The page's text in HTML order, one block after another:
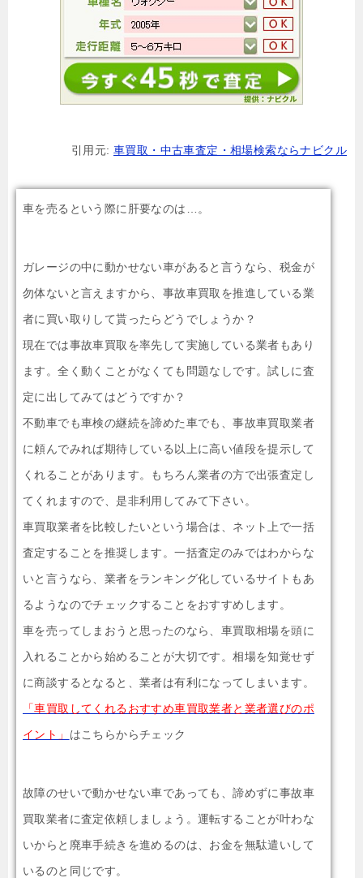
引用元: 車買取・中古車査定・相場検索ならナビクル
車を売るという際に肝要なのは…。
ガレージの中に動かせない車があると言うなら、税金が
勿体ないと言えますから、事故車買取を推進している業
者に買い取りして貰ったらどうでしょうか？
現在では事故車買取を率先して実施している業者もあり
ます。全く動くことがなくても問題なしです。試しに査
定に出してみてはどうですか？
不動車でも車検の継続を諦めた車でも、事故車買取業者
に頼んでみれば期待している以上に高い値段を提示して
くれることがあります。もちろん業者の方で出張査定し
てくれますので、是非利用してみて下さい。
車買取業者を比較したいという場合は、ネット上で一括
査定することを推奨します。一括査定のみではわからな
いと言うなら、業者をランキング化しているサイトもあ
るようなのでチェックすることをおすすめします。
車を売ってしまおうと思ったのなら、車買取相場を頭に
入れることから始めることが大切です。相場を知覚せず
に商談するとなると、業者は有利になってしまいます。
「車買取してくれるおすすめ車買取業者と業者選びのポ
イント」 はこちらからチェック
故障のせいで動かせない車であっても、諦めずに事故車
買取業者に査定依頼しましょう。運転することが叶わな
いからと廃車手続きを進めるのは、お金を無駄遣いして
いるのと同じです。